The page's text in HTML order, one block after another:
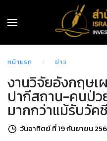
หน้าแรก ข่าว
งานวิจัยอังกฤษเ
ปากีสถาน-คนป่ว
มากกว่าแม้รับวัค
วันอาทิตย์ ที่ 19 กันยายน